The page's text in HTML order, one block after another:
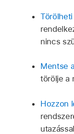
Törölheti
nincs
Mentse
törölje a
Hozzon